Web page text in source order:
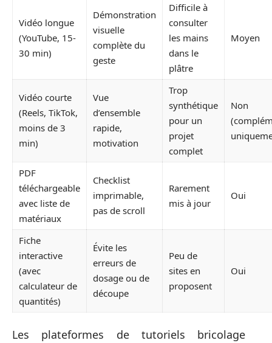
Vidéo longue
(YouTube, 15-
30 min)
Démonstration
visuelle
complète du
geste
Difficile à
consulter
les mains
dans le
plâtre
Moyen
Vidéo courte
(Reels, TikTok,
moins de 3
min)
Vue
d’ensemble
rapide,
motivation
Trop
synthétique
pour un
projet
complet
Non
PDF
téléchargeable
avec liste de
matériaux
Checklist
imprimable,
pas de scroll
Rarement
mis à jour
Oui
Fiche
interactive
(avec
calculateur de
quantités)
Évite les
erreurs de
dosage ou de
découpe
Peu de
sites en
proposent
Oui
Les plateformes de tutoriels bricolage